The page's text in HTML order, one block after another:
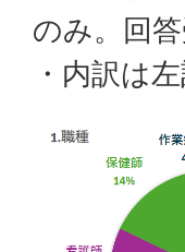
のみ。回
・内訳は